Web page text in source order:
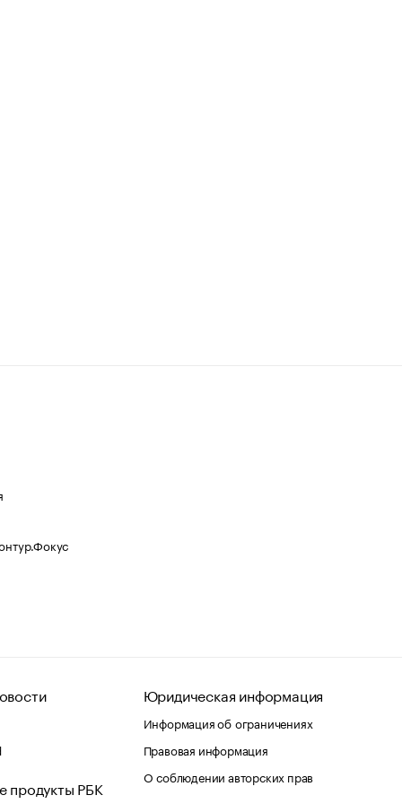
продукты РБК
Юридическая информация
Информация об ограничениях
Правовая информация
О соблюдении авторских прав